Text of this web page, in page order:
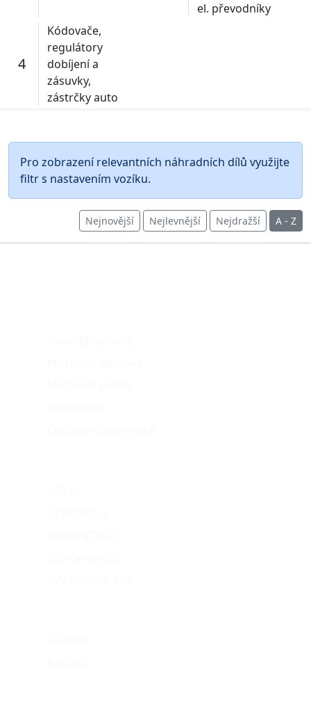
el. převodníky
4
Kódovače,
regulátory
dobíjení a
zásuvky,
zástrčky auto
Pro zobrazení relevantních náhradních dílů využijte
filtr s nastavením vozíku.
Nejnovější Nejlevnější Nejdražší A - Z